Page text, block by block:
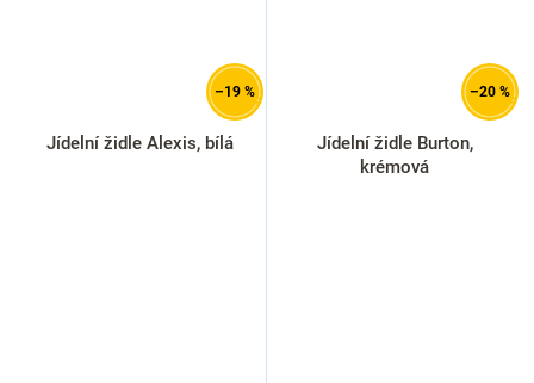
–19 %
Jídelní židle Alexis, bílá
–20 %
Jídelní židle Burton,
krémová